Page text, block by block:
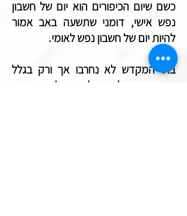
כשם שיום הכיפורים הוא יום של חשבון
נפש אישי, דומני שתשעה באב אמור
להיות יום של חשבון נפש לאומי.
בתי המקדש לא נחרבו אך ורק בגלל
האכזריות של הבבליים ושל הרומאים